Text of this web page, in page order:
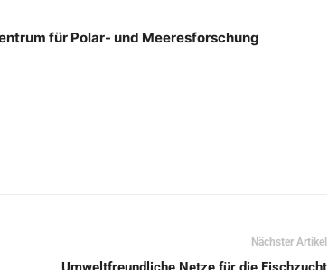
für Polar- und Meeresforschung
Nächster Artikel